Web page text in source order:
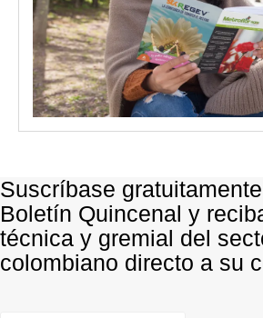
Suscríbase
Boletín Quincenal y
técnica y gremial del
colombiano directo a su